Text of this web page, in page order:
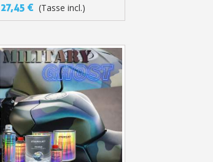
27,45 € (Tasse incl.)